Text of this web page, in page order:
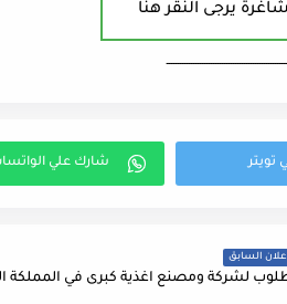
يرجى النقر هنا
السابق